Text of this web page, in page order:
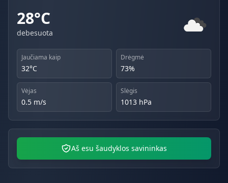
28°C
debesuota
Jaučiama kaip
32°C
Drėgmė
73%
Vėjas
0.5 m/s
Slėgis
1013 hPa
Aš esu šaudyklos savininkas